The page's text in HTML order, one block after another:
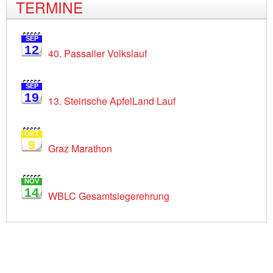
TERMINE
SEP
12 40. Passailer Volkslauf
SEP
19 13. Steirische ApfelLand Lauf
OKT
9 Graz Marathon
NOV
14 WBLC Gesamtsiegerehrung